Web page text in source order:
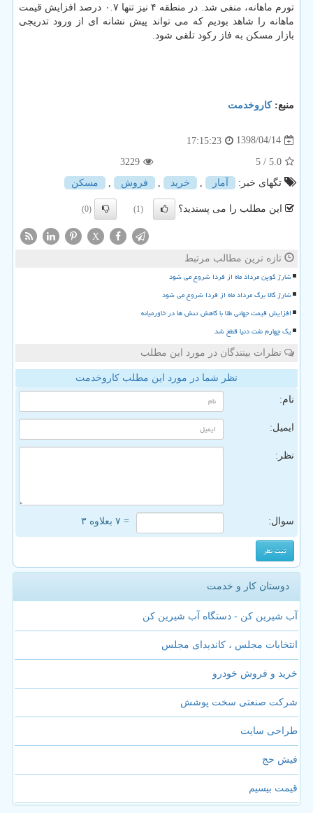
تورم ماهانه، منفی شد. در منطقه ۴ نیز تنها ۰.۷ درصد افزایش قیمت
ماهانه را شاهد بودیم كه می تواند پیش نشانه ای از ورود تدریجی
بازار مسكن به فاز ركود تلقی شود.
منبع:كاروخدمت
1398/04/14
17:15:23
5.0
/ 5
3229
تگهای خبر:
آمار , خرید , فروش , مسكن
این مطلب را می پسندید؟ (1)
(0)
X
تازه ترین مطالب مرتبط
شارژ کوپن مرداد ماه از فردا شروع می شود
شارژ کالا برگ مرداد ماه از فردا شروع می شود
افزایش قیمت جهانی طلا با کاهش تنش ها در خاورمیانه
یک چهارم نفت دنیا قطع شد
نظرات بینندگان در مورد این مطلب
نظر شما در مورد این مطلب کاروخدمت
نام:
ایمیل:
نظر:
سوال: = ۷ بعلاوه ۳
دوستان کار و خدمت
آب شیرین کن - دستگاه آب شیرین کن
انتخابات مجلس ، کاندیدای مجلس
خرید و فروش خودرو
شرکت صنعتی سخت پوشش
طراحی سایت
فیش حج
قیمت بیسیم